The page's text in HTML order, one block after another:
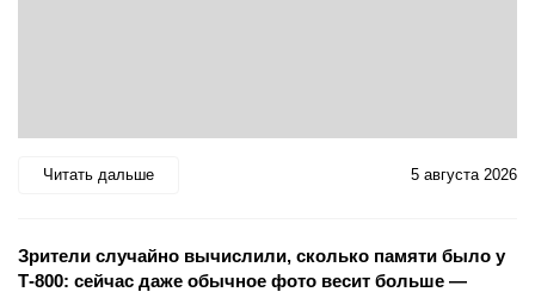
Читать дальше 5 августа 2026
Зрители случайно вычислили, сколько памяти было у
Т-800: сейчас даже обычное фото весит больше —